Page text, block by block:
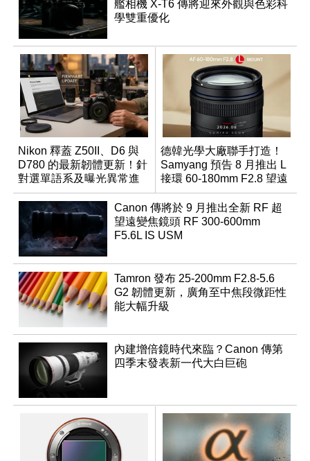
艦相機 X-T6 傳將迎來外觀與色彩科
學雙重優化
Nikon 釋蓋 Z50II、D6 與
D780 的最新韌體更新！針
對選單語系及曝光異常進
行修復
德韓光學大廠聯手打造！
Samyang 預告 8 月推出 L
接環 60-180mm F2.8 望遠
變焦鏡
Canon 傳將於 9 月推出全新 RF 超
望遠變焦鏡頭 RF 300-600mm
F5.6L IS USM
Tamron 發布 25-200mm F2.8-5.6
G2 韌體更新，廣角至中焦段微距性
能大幅升級
內建增倍鏡時代來臨？Canon 傳第
四季末發表新一代大白巨砲